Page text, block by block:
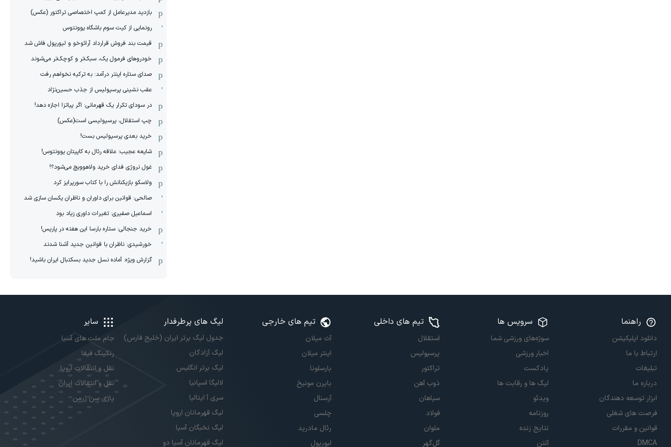
بازدید مدیرعامل از کمپ اختصاصی تراکتور (عکس)
رونمایی از کیت سوم باشگاه یوونتوس
قیمت بند فروش قرارداد آرائوخو و لیورپول فاش شد
خودروهای فرمول یک، سبک‌تر و کوچک‌تر می‌شوند
صدای ستاره اینتر درآمد: به ترکیه نخواهم رفت
عقب نشینی پرسپولیس از جذب حسین‌نژاد
در سودای تکرار یک قهرمانی: اگر پیاتزا اجازه دهد!
چپ استقلال، پرسپولیسی است(عکس)
خرید بعدی پرسپولیس بست!
شایعه عجیب: علاقه رئال به کاپیتان یوونتوس!
غول نروژی فدای خرید ولاهوویچ می‌شود؟!
ولاسکو بازیکنانش را با کتاب سورپرایز کرد
صالحی: قوانین برای داوران و ناظران یکسان سازی شد
اسماعیل صفیری: تغیرات داوری زیاد بود
خرید جنجالی: ستاره بارسا این هفته در پاریس!
خورشیدی: ناظران با قوانین جدید آشنا شدند
گزارش ویژه‌: آماده نسل جدید بسکتبال ایران باشید!
راهنما
دانلود اپلیکیشن
ارتباط با ما
تبلیغات
درباره ما
ابزار توسعه دهندگان
فرصت های شغلی
قوانین و مقررات
DMCA
سرویس ها
سوژه‌های ورزشی شما
اخبار ورزشی
پادکست
لیگ ها و رقابت ها
ویدئو
روزنامه
نتایج زنده
آنتن
تیم های داخلی
استقلال
پرسپولیس
تراکتور
ذوب آهن
سپاهان
فولاد
ملوان
گل‌گهر
تیم های خارجی
آث میلان
اینتر میلان
بارسلونا
بایرن مونیخ
آرسنال
چلسی
رئال مادرید
لیورپول
لیگ های پرطرفدار
جدول لیگ برتر ایران (خلیج فارس)
لیگ آزادگان
لیگ برتر انگلیس
لالیگا اسپانیا
سری آ ایتالیا
لیگ قهرمانان اروپا
لیگ نخبگان آسیا
لیگ قهرمانان آسیا دو
سایر
جام ملت های آسیا
رنکینگ فیفا
نقل و انتقالات اروپا
نقل و انتقالات ایران
پاری سن ژرمن